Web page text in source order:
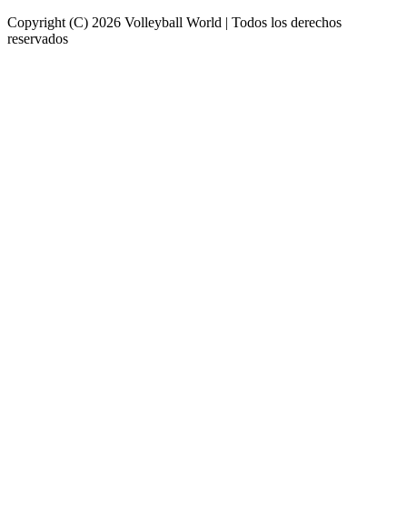
Copyright (C) 2026 Volleyball World | Todos los derechos
reservados